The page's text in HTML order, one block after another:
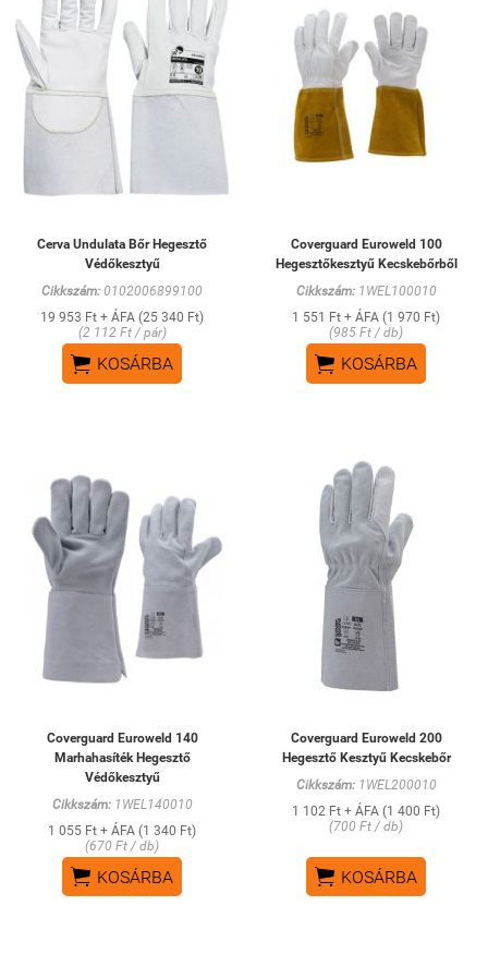
Cerva Undulata Bőr Hegesztő
Védőkesztyű
Cikkszám: 0102006899100
19 953 Ft + ÁFA (25 340 Ft)
(2 112 Ft / pár)
 KOSÁRBA
Coverguard Euroweld 100
Hegesztőkesztyű Kecskebőrből
Cikkszám:1WEL100010
1 551 Ft + ÁFA (1 970 Ft)
(985 Ft / db)
 KOSÁRBA
Coverguard Euroweld 140
Marhahasíték Hegesztő
Védőkesztyű
Cikkszám:1WEL140010
1 055 Ft + ÁFA (1 340 Ft)
(670 Ft / db)
 KOSÁRBA
Coverguard Euroweld 200
Hegesztő Kesztyű Kecskebőr
Cikkszám:1WEL200010
1 102 Ft + ÁFA (1 400 Ft)
(700 Ft / db)
 KOSÁRBA